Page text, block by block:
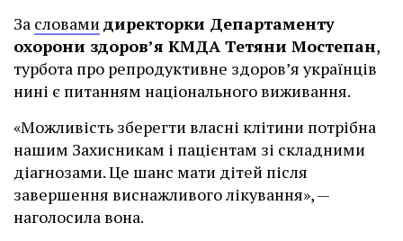
За словамидиректорки Департаменту
охорони здоров’я КМДА Тетяни Мостепан,
турбота про репродуктивне здоров’я українців
нині є питанням національного виживання.
«Можливість зберегти власні клітини потрібна
нашим Захисникам і пацієнтам зі складними
діагнозами. Це шанс мати дітей після
завершення виснажливого лікування», —
наголосила вона.